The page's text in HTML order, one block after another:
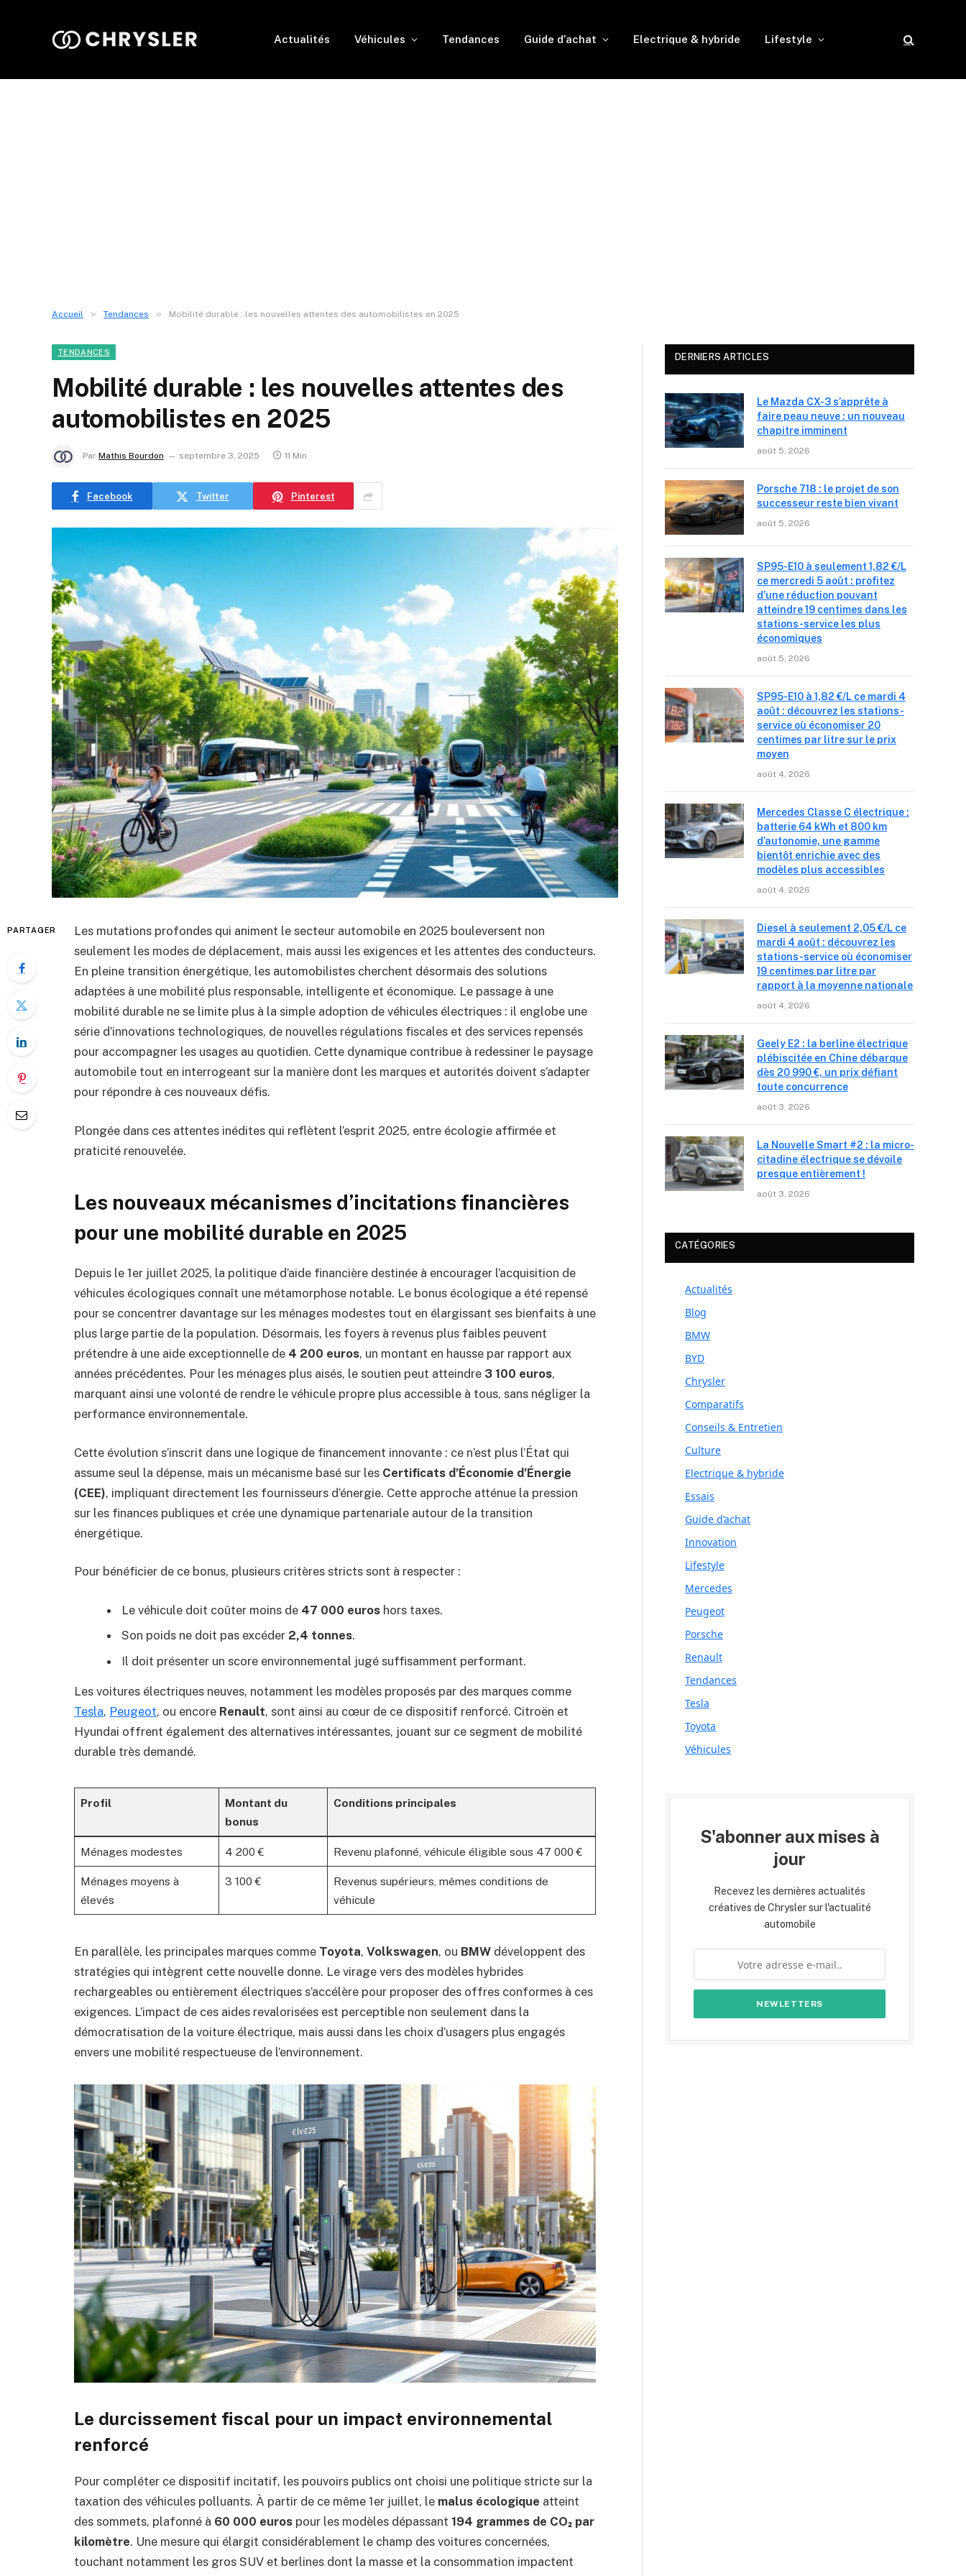
Actualités Véhicules Tendances Guide d’achat Electrique & hybride Lifestyle
Accueil » Tendances » Mobilité durable : les nouvelles attentes des automobilistes en 2025
TENDANCES
Mobilité durable : les nouvelles attentes des
automobilistes en 2025
Par Mathis Bourdon septembre 3, 2025 11 Min
Facebook Twitter Pinterest
PARTAGER
Les mutations profondes qui animent le secteur automobile en 2025 bouleversent non
seulement les modes de déplacement, mais aussi les exigences et les attentes des conducteurs.
En pleine transition énergétique, les automobilistes cherchent désormais des solutions
adaptées à une mobilité plus responsable, intelligente et économique. Le passage à une
mobilité durable ne se limite plus à la simple adoption de véhicules électriques : il englobe une
série d’innovations technologiques, de nouvelles régulations fiscales et des services repensés
pour accompagner les usages au quotidien. Cette dynamique contribue à redessiner le paysage
automobile tout en interrogeant sur la manière dont les marques et autorités doivent s’adapter
pour répondre à ces nouveaux défis.
Plongée dans ces attentes inédites qui reflètent l’esprit 2025, entre écologie affirmée et
praticité renouvelée.
Les nouveaux mécanismes d’incitations financières
pour une mobilité durable en 2025
Depuis le 1er juillet 2025, la politique d’aide financière destinée à encourager l’acquisition de
véhicules écologiques connaît une métamorphose notable. Le bonus écologique a été repensé
pour se concentrer davantage sur les ménages modestes tout en élargissant ses bienfaits à une
plus large partie de la population. Désormais, les foyers à revenus plus faibles peuvent
prétendre à une aide exceptionnelle de 4 200 euros, un montant en hausse par rapport aux
années précédentes. Pour les ménages plus aisés, le soutien peut atteindre 3 100 euros,
marquant ainsi une volonté de rendre le véhicule propre plus accessible à tous, sans négliger la
performance environnementale.
Cette évolution s’inscrit dans une logique de financement innovante : ce n’est plus l’État qui
assume seul la dépense, mais un mécanisme basé sur les Certificats d’Économie d’Énergie
(CEE), impliquant directement les fournisseurs d’énergie. Cette approche atténue la pression
sur les finances publiques et crée une dynamique partenariale autour de la transition
énergétique.
Pour bénéficier de ce bonus, plusieurs critères stricts sont à respecter :
Le véhicule doit coûter moins de 47 000 euros hors taxes.
Son poids ne doit pas excéder 2,4 tonnes.
Il doit présenter un score environnemental jugé suffisamment performant.
Les voitures électriques neuves, notamment les modèles proposés par des marques comme
Tesla, Peugeot, ou encore Renault, sont ainsi au cœur de ce dispositif renforcé. Citroën et
Hyundai offrent également des alternatives intéressantes, jouant sur ce segment de mobilité
durable très demandé.
Profil
Montant du
bonus
Conditions principales
Ménages modestes 4 200 € Revenu plafonné, véhicule éligible sous 47 000 €
Ménages moyens à
élevés
3 100 €
Revenus supérieurs, mêmes conditions de
véhicule
En parallèle, les principales marques comme Toyota, Volkswagen, ou BMW développent des
stratégies qui intègrent cette nouvelle donne. Le virage vers des modèles hybrides
rechargeables ou entièrement électriques s’accélère pour proposer des offres conformes à ces
exigences. L’impact de ces aides revalorisées est perceptible non seulement dans la
démocratisation de la voiture électrique, mais aussi dans les choix d’usagers plus engagés
envers une mobilité respectueuse de l’environnement.
Le durcissement fiscal pour un impact environnemental
renforcé
Pour compléter ce dispositif incitatif, les pouvoirs publics ont choisi une politique stricte sur la
taxation des véhicules polluants. À partir de ce même 1er juillet, le malus écologique atteint
des sommets, plafonné à 60 000 euros pour les modèles dépassant 194 grammes de CO₂ par
kilomètre. Une mesure qui élargit considérablement le champ des voitures concernées,
touchant notamment les gros SUV et berlines dont la masse et la consommation impactent
DERNIERS ARTICLES
Le Mazda CX-3 s’apprête à
faire peau neuve : un nouveau
chapitre imminent
août 5, 2026
Porsche 718 : le projet de son
successeur reste bien vivant
août 5, 2026
SP95-E10 à seulement 1,82 €/L
ce mercredi 5 août : profitez
d’une réduction pouvant
atteindre 19 centimes dans les
stations-service les plus
économiques
août 5, 2026
SP95-E10 à 1,82 €/L ce mardi 4
août : découvrez les stations-
service où économiser 20
centimes par litre sur le prix
moyen
août 4, 2026
Mercedes Classe C électrique :
batterie 64 kWh et 800 km
d’autonomie, une gamme
bientôt enrichie avec des
modèles plus accessibles
août 4, 2026
Diesel à seulement 2,05 €/L ce
mardi 4 août : découvrez les
stations-service où économiser
19 centimes par litre par
rapport à la moyenne nationale
août 4, 2026
Geely E2 : la berline électrique
plébiscitée en Chine débarque
dès 20 990 €, un prix défiant
toute concurrence
août 3, 2026
La Nouvelle Smart #2 : la micro-
citadine électrique se dévoile
presque entièrement !
août 3, 2026
CATÉGORIES
Actualités
Blog
BMW
BYD
Chrysler
Comparatifs
Conseils & Entretien
Culture
Electrique & hybride
Essais
Guide d’achat
Innovation
Lifestyle
Mercedes
Peugeot
Porsche
Renault
Tendances
Tesla
Toyota
Véhicules
S'abonner aux mises à
jour
Recevez les dernières actualités
créatives de Chrysler sur l'actualité
automobile